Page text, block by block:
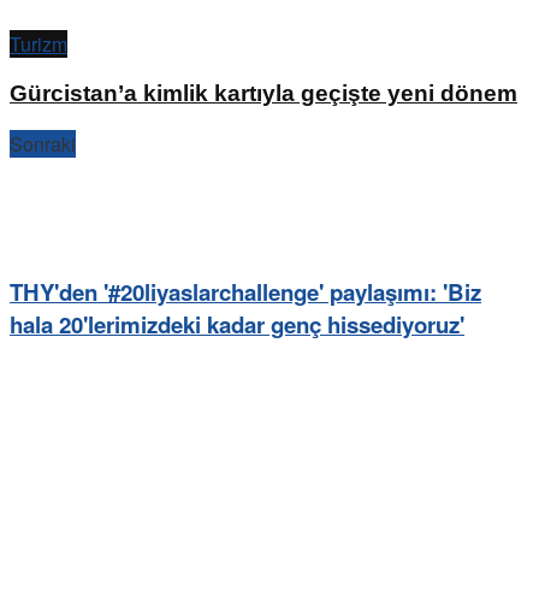
Turizm
Gürcistan’a kimlik kartıyla geçişte yeni dönem
Sonraki
THY'den '#20liyaslarchallenge' paylaşımı: 'Biz
hala 20'lerimizdeki kadar genç hissediyoruz'